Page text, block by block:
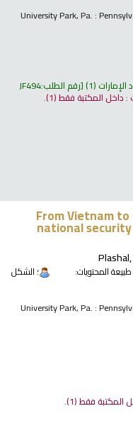
University Park, Pa. :
الإمارات (1) رقم الطلب:JF494
: داخل المكتبة فقط(1).
From Vietnam
national
المحتويات: ؛ الشكل
University Park, Pa. :
المكتبة فقط(1).